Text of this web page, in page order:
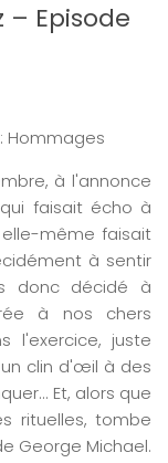
– Episode
: Hommages
à l'annonce
faisait écho à
même faisait
à sentir
donc décidé à
à nos chers
l'exercice, juste
clin d'œil à des
Et, alors que
rituelles, tombe
George Michael.